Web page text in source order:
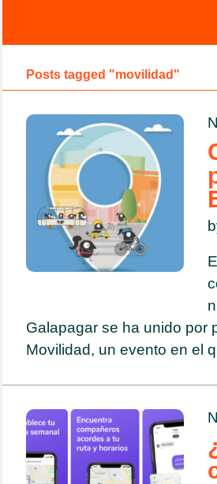
Posts tagged "movilidad"
Galapagar se ha unido por
Movilidad, un evento en el